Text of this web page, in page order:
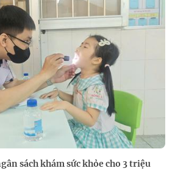
sách khám sức khỏe cho 3 triệu